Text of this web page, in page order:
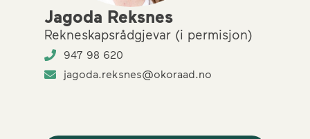
Jagoda Reksnes
Rekneskapsrådgjevar (i permisjon)
947 98 620
jagoda.reksnes@okoraad.no